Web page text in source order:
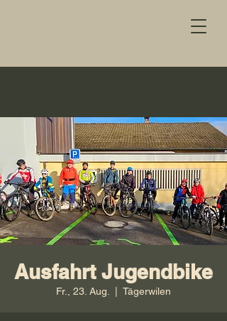
Ausfahrt Jugendbike
Fr., 23. Aug. Tägerwilen